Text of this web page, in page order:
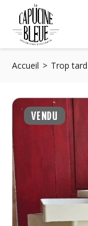
Accueil Trop tard
VENDU